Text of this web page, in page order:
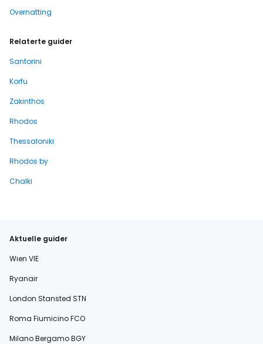
Overnatting
Relaterte guider
Santorini
Korfu
Zakinthos
Rhodos
Thessaloniki
Rhodos by
Chalki
Aktuelle guider
Wien VIE
Ryanair
London Stansted STN
Roma Fiumicino FCO
Milano Bergamo BGY